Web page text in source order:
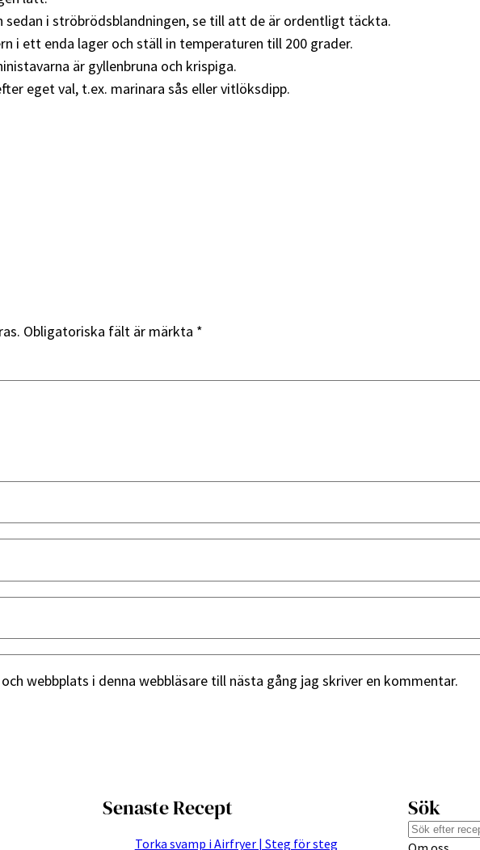
sedan i ströbrödsblandningen, se till att de är ordentligt täckta.
i ett enda lager och ställ in temperaturen till 200 grader.
är gyllenbruna och krispiga.
eget val, t.ex. marinara sås eller vitlöksdipp.
Obligatoriska fält är märkta *
webbplats i denna webbläsare till nästa gång jag skriver en kommentar.
Senaste Recept
Torka svamp i Airfryer | Steg för steg
Sök
S